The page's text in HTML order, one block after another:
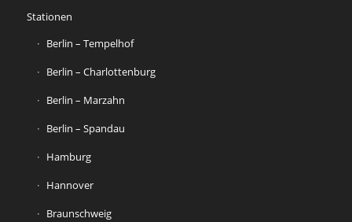
Stationen
Berlin – Tempelhof
Berlin – Charlottenburg
Berlin – Marzahn
Berlin – Spandau
Hamburg
Hannover
Braunschweig